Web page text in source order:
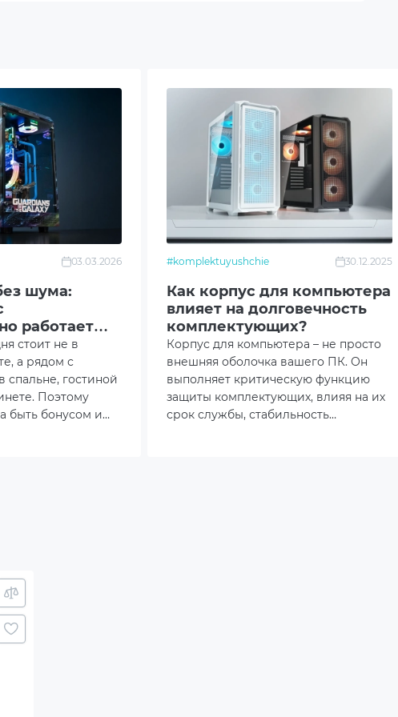
| 2x140mm
03.03.2026
шума:
работает
стоит не в
а рядом с
спальне, гостиной
Поэтому
быть бонусом и
#komplektuyushchie 30.12.2025
Как корпус для компьютера
влияет на долговечность
комплектующих?
Корпус для компьютера – не просто
внешняя оболочка вашего ПК. Он
выполняет критическую функцию
защиты комплектующих, влияя на их
срок службы, стабильность